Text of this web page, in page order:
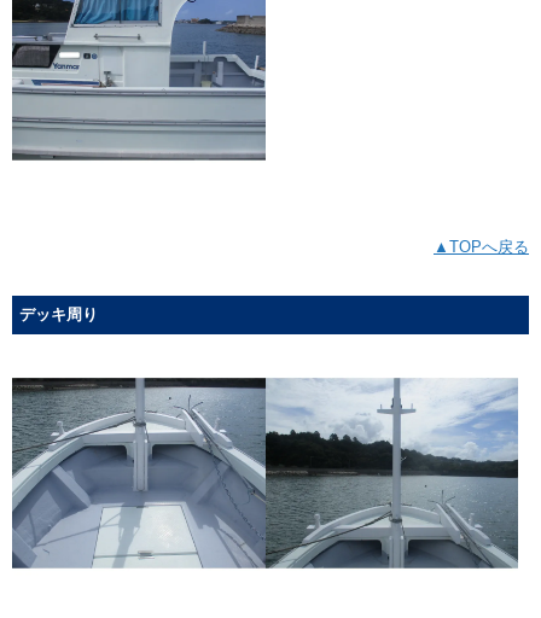
▲TOPへ戻る
デッキ周り